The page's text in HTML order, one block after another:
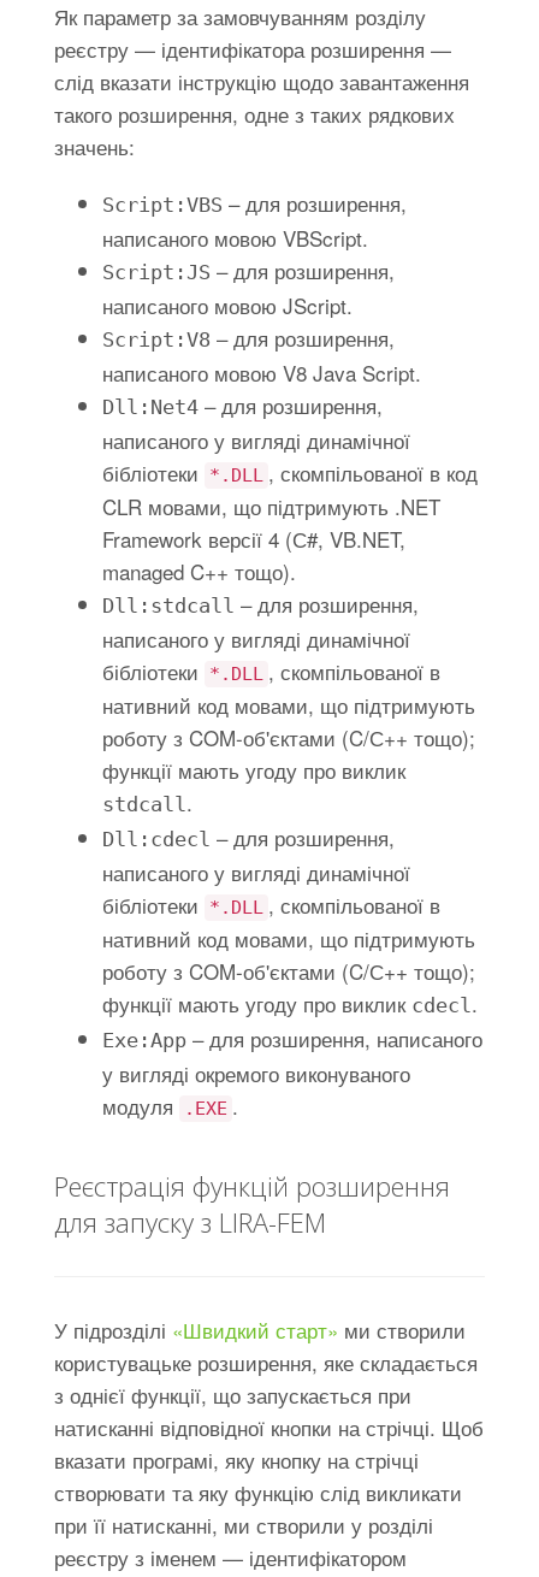
Як параметр за замовчуванням розділу
реєстру — ідентифікатора розширення —
слід вказати інструкцію щодо завантаження
такого розширення, одне з таких рядкових
значень:
Script:VBS – для розширення,
написаного мовою VBScript.
Script:JS – для розширення,
написаного мовою JScript.
Script:V8 – для розширення,
написаного мовою V8 Java Script.
Dll:Net4 – для розширення,
написаного у вигляді динамічної
бібліотеки
*.DLL , скомпільованої в код
CLR мовами, що підтримують .NET
Framework версії 4 (С#, VB.NET,
managed C++ тощо).
Dll:stdcall – для розширення,
написаного у вигляді динамічної
бібліотеки
*.DLL , скомпільованої в
нативний код мовами, що підтримують
роботу з COM-об'єктами (C/С++ тощо);
функції мають угоду про виклик
stdcall.
Dll:cdecl – для розширення,
написаного у вигляді динамічної
бібліотеки
*.DLL , скомпільованої в
нативний код мовами, що підтримують
роботу з COM-об'єктами (C/С++ тощо);
функції мають угоду про виклик cdecl.
Exe:App – для розширення, написаного
у вигляді окремого виконуваного
модуля
.EXE .
Реєстрація функцій розширення
для запуску з LIRA-FEM
У підрозділі «Швидкий старт» ми створили
користувацьке розширення, яке складається
з однієї функції, що запускається при
натисканні відповідної кнопки на стрічці. Щоб
вказати програмі, яку кнопку на стрічці
створювати та яку функцію слід викликати
при її натисканні, ми створили у розділі
реєстру з іменем — ідентифікатором